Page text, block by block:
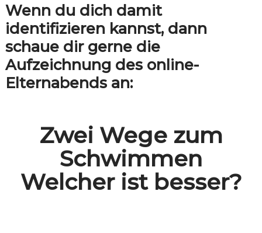
Wenn du dich damit
identifizieren kannst, dann
schaue dir gerne die
Aufzeichnung des online-
Elternabends an:
Zwei Wege zum
Schwimmen
Welcher ist besser?